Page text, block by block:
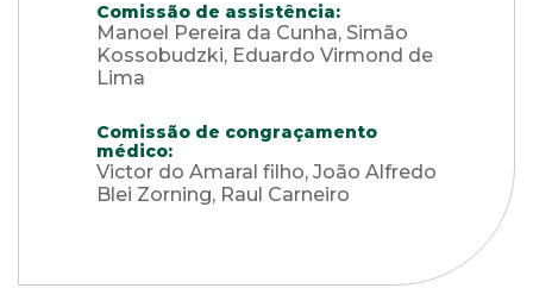
Comissão de assistência:
Manoel Pereira da Cunha, Simão
Kossobudzki, Eduardo Virmond de
Lima
Comissão de congraçamento
médico:
Victor do Amaral filho, João Alfredo
Blei Zorning, Raul Carneiro